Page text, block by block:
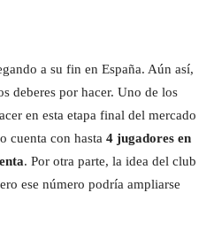
a su fin en España. Aún así,
deberes por hacer. Uno de los
en esta etapa final del mercado
cuenta con hasta 4 jugadores en
. Por otra parte, la idea del club
ese número podría ampliarse